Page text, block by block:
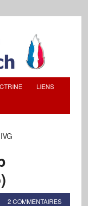
LIENS
2 COMMENTAIRES